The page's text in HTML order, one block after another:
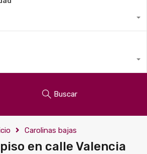
Buscar
Carolinas bajas
en calle Valencia